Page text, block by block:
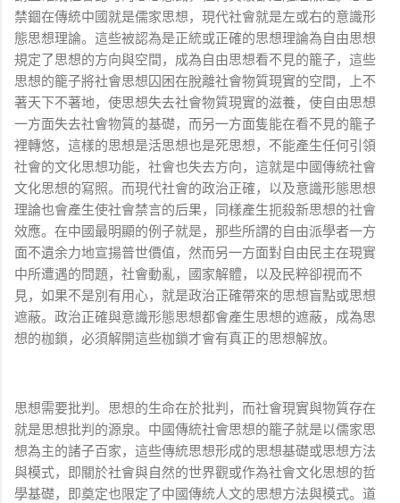
禁錮在傳統中國就是儒家思想，現代社會就是左或右的意識形
態思想理論。這些被認為是正統或正確的思想理論為自由思想
規定了思想的方向與空間，成為自由思想看不見的籠子，這些
思想的籠子將社會思想囚困在脫離社會物質現實的空間，上不
著天下不著地，使思想失去社會物質現實的滋養，使自由思想
一方面失去社會物質的基礎，而另一方面隻能在看不見的籠子
裡轉悠，這樣的思想是活思想也是死思想，不能產生任何引領
社會的文化思想功能，社會也失去方向，這就是中國傳統社會
文化思想的寫照。而現代社會的政治正確，以及意識形態思想
理論也會產生使社會禁言的后果，同樣產生扼殺新思想的社會
效應。在中國最明顯的例子就是，那些所謂的自由派學者一方
面不遺余力地宣揚普世價值，然而另一方面對自由民主在現實
中所遭遇的問題，社會動亂，國家解體，以及民粹卻視而不
見，如果不是別有用心，就是政治正確帶來的思想盲點或思想
遮蔽。政治正確與意識形態思想都會產生思想的遮蔽，成為思
想的枷鎖，必須解開這些枷鎖才會有真正的思想解放。
思想需要批判。思想的生命在於批判，而社會現實與物質存在
就是思想批判的源泉。中國傳統社會思想的籠子就是以儒家思
想為主的諸子百家，這些傳統思想形成的思想基礎或思想方法
與模式，即關於社會與自然的世界觀或作為社會文化思想的哲
學基礎，即奠定也限定了中國傳統人文的思想方法與模式。道